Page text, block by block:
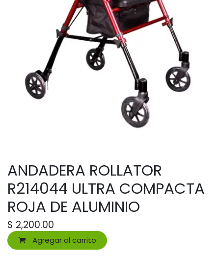
ANDADERA ROLLATOR
R214044 ULTRA COMPACTA
ROJA DE ALUMINIO
$ 2,200.00
Agregar al carrito